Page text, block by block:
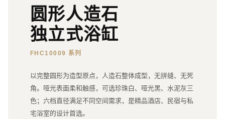
圆形人造石
独立式浴缸
FHC10009 系列
以完整圆形为造型原点，人造石整体成型，无拼缝、无死
角。哑光表面柔和触感，可选珍珠白、哑光黑、水泥灰三
色；六档直径满足不同空间需求，是精品酒店、民宿与私
宅浴室的设计首选。